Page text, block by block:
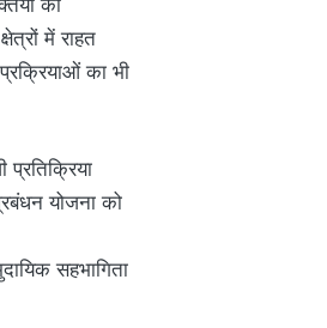
में राहत
का भी
योजना को
सहभागिता